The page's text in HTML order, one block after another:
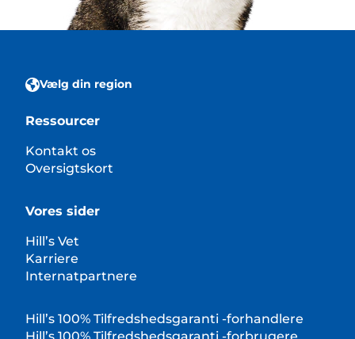
Vælg din region
Ressourcer
Kontakt os
Oversigtskort
Vores sider
Hill’s Vet
Karriere
Internatpartnere
Hill’s 100% Tilfredshedsgaranti -forhandlere